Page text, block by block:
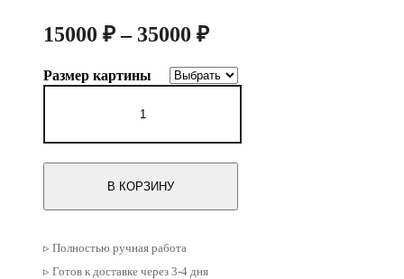
15000 ₽ – 35000 ₽Диапазон
15000 ₽
35000 ₽
Размер картины
товара
на
Горы
№1
В КОРЗИНУ
▹ Полностью ручная работа
▹ Готов к доставке через 3-4 дня